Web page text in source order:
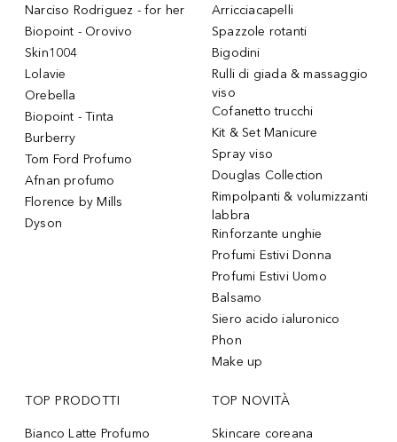
Narciso Rodriguez - for her
Biopoint - Orovivo
Skin1004
Lolavie
Orebella
Biopoint - Tinta
Burberry
Tom Ford Profumo
Afnan profumo
Florence by Mills
Dyson
Arricciacapelli
Spazzole rotanti
Bigodini
Rulli di giada & massaggio
viso
Cofanetto trucchi
Kit & Set Manicure
Spray viso
Douglas Collection
Rimpolpanti & volumizzanti
labbra
Rinforzante unghie
Profumi Estivi Donna
Profumi Estivi Uomo
Balsamo
Siero acido ialuronico
Phon
Make up
TOP PRODOTTI
Bianco Latte Profumo
TOP NOVITÀ
Skincare coreana